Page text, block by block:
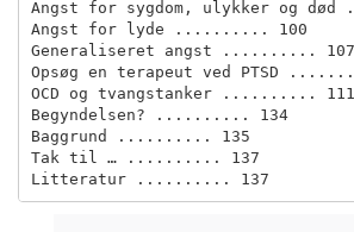
Angst for sygdom, ulykker og
Angst for lyde .......... 100
Generaliseret angst .......... 107
Opsøg en terapeut ved PTSD
OCD og tvangstanker .......... 111
Begyndelsen? .......... 134
Baggrund .......... 135
Tak til … .......... 137